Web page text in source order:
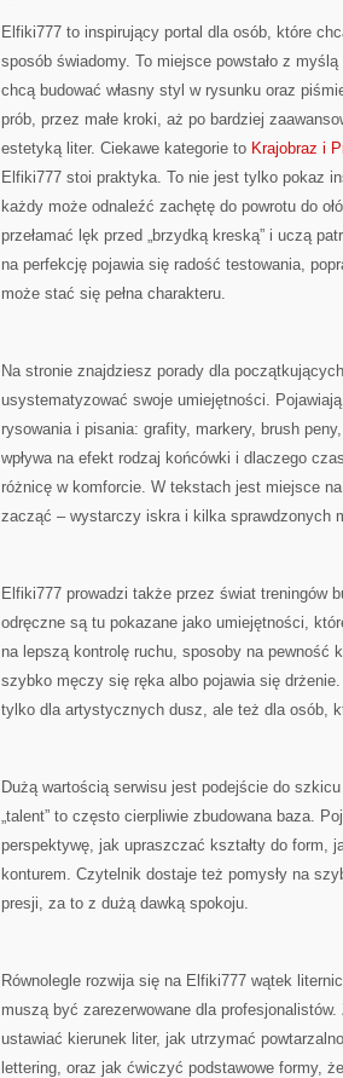
Elfiki777 to inspirujący portal dla osób, które
sposób świadomy. To miejsce powstało z
chcą budować własny styl w rysunku oraz
prób, przez małe kroki, aż po bardziej
estetyką liter. Ciekawe kategorie to Krajobraz i
Elfiki777 stoi praktyka. To nie jest tylko pokaz
każdy może odnaleźć zachętę do powrotu do
przełamać lęk przed „brzydką kreską” i uczą
na perfekcję pojawia się radość testowania,
może stać się pełna charakteru.
Na stronie znajdziesz porady dla
usystematyzować swoje umiejętności.
rysowania i pisania: grafity, markery, brush
wpływa na efekt rodzaj końcówki i dlaczego
różnicę w komforcie. W tekstach jest miejsce
zacząć – wystarczy iskra i kilka sprawdzonych
Elfiki777 prowadzi także przez świat treningów
odręczne są tu pokazane jako umiejętności,
na lepszą kontrolę ruchu, sposoby na pewność
szybko męczy się ręka albo pojawia się
tylko dla artystycznych dusz, ale też dla osób,
Dużą wartością serwisu jest podejście do
„talent” to często cierpliwie zbudowana baza.
perspektywę, jak upraszczać kształty do form,
konturem. Czytelnik dostaje też pomysły na
presji, za to z dużą dawką spokoju.
Równolegle rozwija się na Elfiki777 wątek
muszą być zarezerwowane dla
ustawiać kierunek liter, jak utrzymać
lettering, oraz jak ćwiczyć podstawowe formy,